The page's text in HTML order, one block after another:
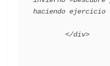
haciendo ejercicio